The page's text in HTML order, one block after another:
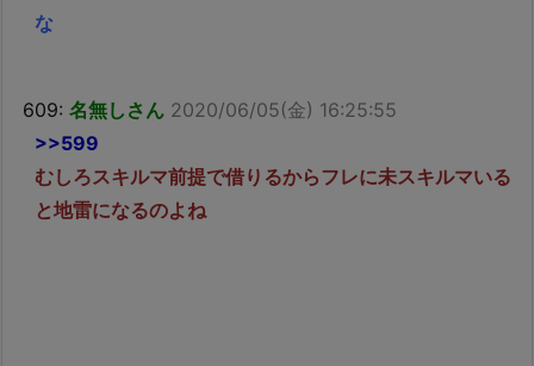
な
609: 名無しさん 2020/06/05(金) 16:25:55
>>599
むしろスキルマ前提で借りるからフレに未スキルマいる
と地雷になるのよね